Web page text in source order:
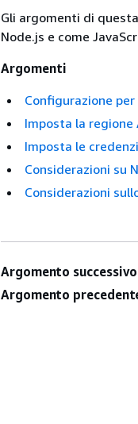
Gli argomenti di
Node.js e come
Argomenti
Configurazione
Imposta la regione
Imposta le
Considerazioni su
Considerazioni
Argomento
Argomento